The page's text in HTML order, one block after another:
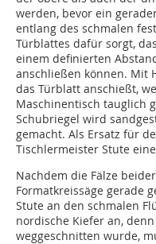
werden, bevor ein
entlang des schmalen
Türblattes dafür sorgt,
einem definierten
anschließen können. Mit
das Türblatt anschießt,
Maschinentisch tauglich
Schubriegel wird
gemacht. Als Ersatz für
Tischlermeister Stute
Nachdem die Fälze
Formatkreissäge gerade
Stute an den schmalen
nordische Kiefer an,
weggeschnitten wurde,